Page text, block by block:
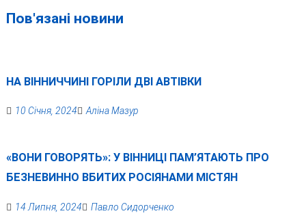
Пов'язані новини
НА ВІННИЧЧИНІ ГОРІЛИ ДВІ АВТІВКИ
10 Січня, 2024 Аліна Мазур
«ВОНИ ГОВОРЯТЬ»: У ВІННИЦІ ПАМ’ЯТАЮТЬ ПРО
БЕЗНЕВИННО ВБИТИХ РОСІЯНАМИ МІСТЯН
14 Липня, 2024 Павло Сидорченко